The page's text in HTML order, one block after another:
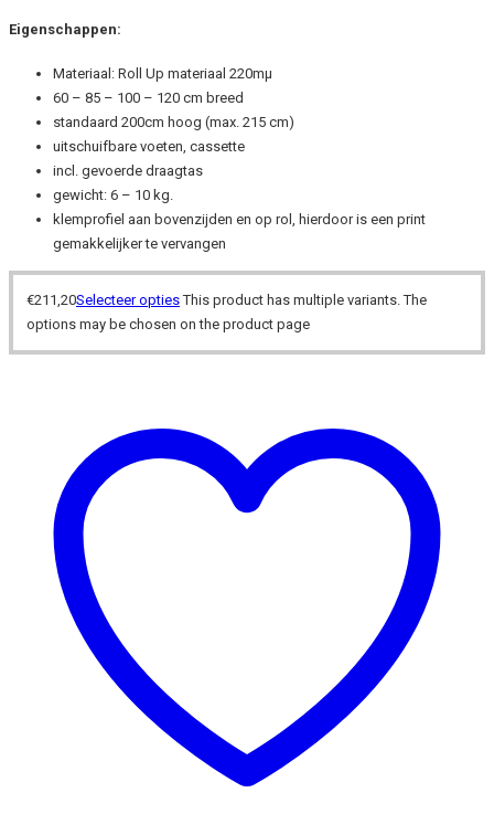
Eigenschappen:
Materiaal: Roll Up materiaal 220mµ
60 – 85 – 100 – 120 cm breed
standaard 200cm hoog (max. 215 cm)
uitschuifbare voeten, cassette
incl. gevoerde draagtas
gewicht: 6 – 10 kg.
klemprofiel aan bovenzijden en op rol, hierdoor is een print
gemakkelijker te vervangen
€211,20Selecteer opties This product has multiple variants. The
options may be chosen on the product page